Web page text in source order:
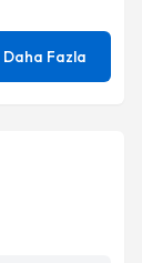
Daha Fazla